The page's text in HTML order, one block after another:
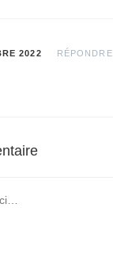
2022 RÉPONDRE